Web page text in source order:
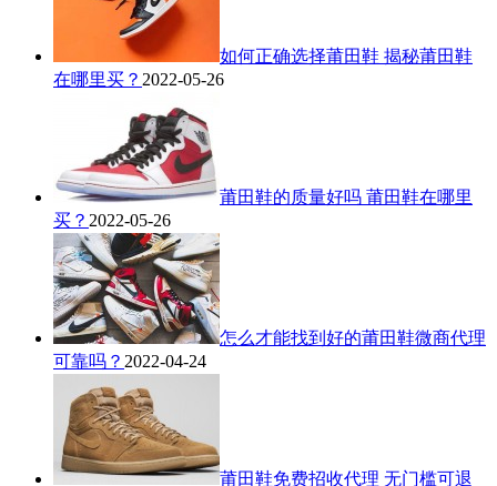
如何正确选择莆田鞋 揭秘莆田鞋
在哪里买？ 2022-05-26
莆田鞋的质量好吗 莆田鞋在哪里
买？ 2022-05-26
怎么才能找到好的莆田鞋微商代理
可靠吗？ 2022-04-24
莆田鞋免费招收代理 无门槛可退